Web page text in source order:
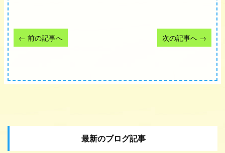
← 前の記事へ 次の記事へ →
最新のブログ記事